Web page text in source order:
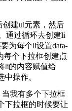
创建ul元素，然后
通过循环去创建li
为每个li设置data-
每个下拉框创建点
li的内容赋值给
操作。
当我有多个下拉框
下拉框的时候要让